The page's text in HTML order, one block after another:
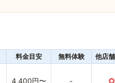
料金目安 無料体験 他店
4,400円〜 - ○